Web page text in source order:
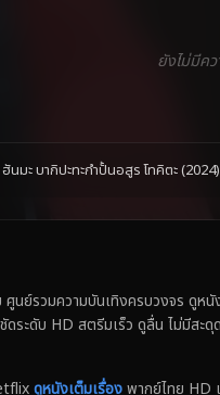
ยังไม่มีค
มะ บากิปะทะกำปั้นอสูร โทคิตะ (2024)
ย์รวมความบันเทิงครบวงจร ดูหนั
ระดับ HD สตรีมเร็ว ดูลื่น ไม่มีสะ
ดูหนังเต็มเรื่องพากย์ไทย HD